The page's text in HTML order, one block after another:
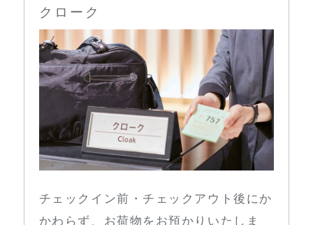
クローク
チェックイン前・チェックアウト後にか
かわらず、お荷物をお預かりいたしま